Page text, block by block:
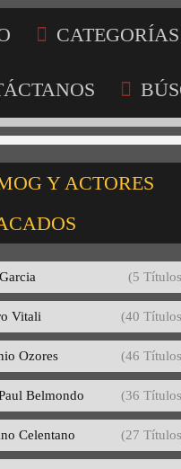
CATEGORÍAS
Y ACTORES
(5
Vitali (40
Ozores (46
Belmondo (36
Celentano (27